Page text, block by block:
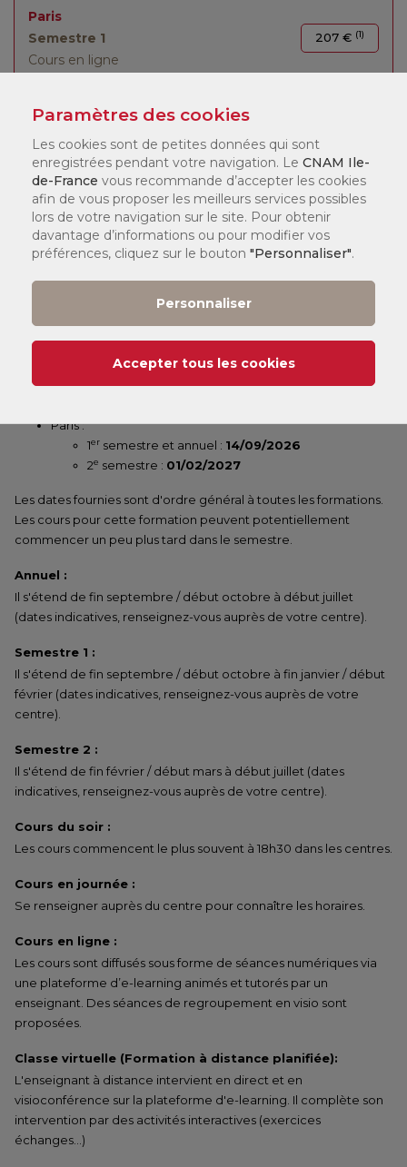
Paris
Semestre 1
Cours en ligne
207 € (1)
LÉGENDE :
Tarif (1) :
Vous pouvez consulter nos tarifs
Selon votre statut, il existe différents dispositifs de financement
chargés de formation en centre vous accompagneront pour
Date de début de cours :
Île-de-France :
1
semestre et annuel :14/09/2026
Paris :
1er semestre et annuel : 14/09/2026
2e semestre : 01/02/2027
Les dates fournies sont d'ordre général à toutes les formations.
Les cours pour cette formation peuvent potentiellement
commencer un peu plus tard dans le semestre.
Annuel :
Il s'étend de fin septembre / début octobre à début juillet
(dates indicatives, renseignez-vous auprès de votre centre).
Semestre 1 :
Il s'étend de fin septembre / début octobre à fin janvier / début
février (dates indicatives, renseignez-vous auprès de votre
centre).
Semestre 2 :
Il s'étend de fin février / début mars à début juillet (dates
indicatives, renseignez-vous auprès de votre centre).
Cours du soir :
Les cours commencent le plus souvent à 18h30 dans les centres.
Cours en journée :
Se renseigner auprès du centre pour connaître les horaires.
Cours en ligne :
Les cours sont diffusés sous forme de séances numériques via
une plateforme d’e-learning animés et tutorés par un
enseignant. Des séances de regroupement en visio sont
proposées.
Classe virtuelle (Formation à distance planifiée):
L'enseignant à distance intervient en direct et en
visioconférence sur la plateforme d'e-learning. Il complète son
intervention par des activités interactives (exercices
échanges…)
Paramètres des cookies
Les cookies sont de petites données qui sont
enregistrées pendant votre navigation. Le CNAM Ile-
de-France vous recommande d’accepter les cookies
afin de vous proposer les meilleurs services possibles
lors de votre navigation sur le site. Pour obtenir
davantage d’informations ou pour modifier vos
préférences, cliquez sur le bouton "Personnaliser".
Personnaliser
Accepter tous les cookies